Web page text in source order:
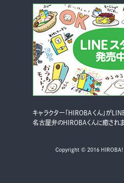
キャラクター「HIROBAくん」が
名古屋弁のHIROBAくんに癒されま
Copyright © 2016